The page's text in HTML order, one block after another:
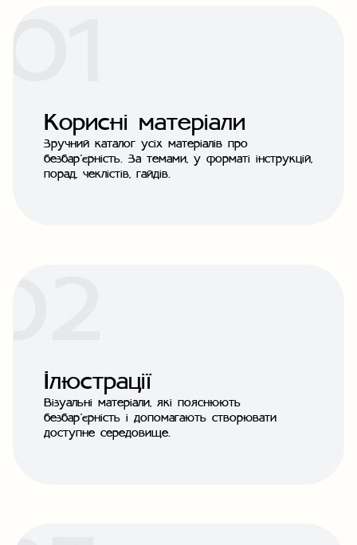
Корисні матеріали
Зручний каталог усіх матеріалів про
безбар’єрність. За темами, у форматі інструкцій,
порад, чеклістів, гайдів.
Ілюстрації
Візуальні матеріали, які пояснюють
безбар’єрність і допомагають створювати
доступне середовище.